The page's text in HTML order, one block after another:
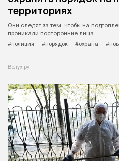
территориях
Они следят за тем, чтобы на
проникали посторонние лица.
#полиция
#порядок #охрана
Вслух.ру